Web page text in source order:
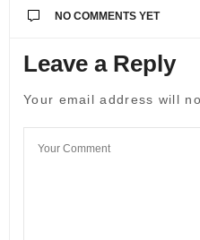
NO COMMENTS YET
Leave a Reply
Your email address will